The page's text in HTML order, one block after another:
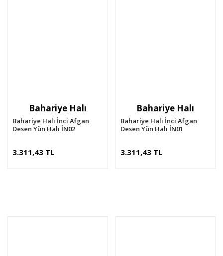
Bahariye Halı
Bahariye Halı İnci Afgan
Desen Yün Halı İN02
3.311,43 TL
Bahariye Halı
Bahariye Halı İnci Afgan
Desen Yün Halı İN01
3.311,43 TL